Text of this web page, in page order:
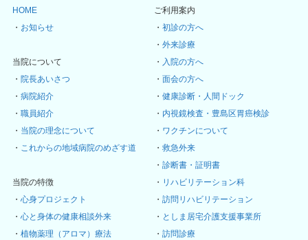
HOME
・ お知らせ
当院について
・ 院長あいさつ
・ 病院紹介
・ 職員紹介
・ 当院の理念について
・ これからの地域病院のめざす道
当院の特徴
・ 心身プロジェクト
・ 心と身体の健康相談外来
・ 植物薬理（アロマ）療法
ご利用案内
・ 初診の方へ
・ 外来診療
・ 入院の方へ
・ 面会の方へ
・ 健康診断・人間ドック
・ 内視鏡検査・豊島区胃癌検診
・ ワクチンについて
・ 救急外来
・ 診断書・証明書
・ リハビリテーション科
・ 訪問リハビリテーション
・ としま居宅介護支援事業所
・ 訪問診療